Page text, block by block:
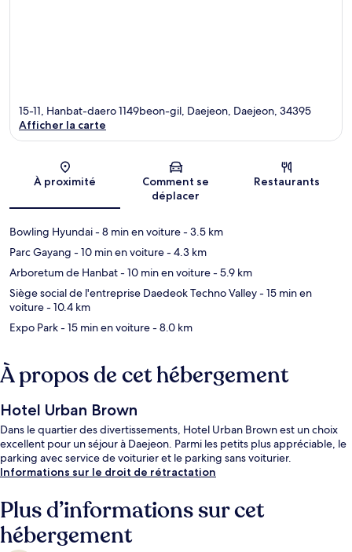
Carte
15-11, Hanbat-daero 1149beon-gil, Daejeon, Daejeon, 34395
Afficher la carte
À proximité
Comment se
déplacer
Restaurants
Bowling Hyundai- 8 min en voiture- 3.5 km
Parc Gayang - 10 min en voiture- 4.3 km
Arboretum de Hanbat- 10 min en voiture- 5.9 km
Siège social de l'entreprise Daedeok Techno Valley- 15 min en
voiture- 10.4 km
Expo Park- 15 min en voiture- 8.0 km
À propos de cet hébergement
Hotel Urban Brown
Dans le quartier des divertissements, Hotel Urban Brown est un choix
excellent pour un séjour à Daejeon. Parmi les petits plus appréciable, le
parking avec service de voiturier et le parking sans voiturier.
Informations sur le droit de rétractation
Plus d’informations sur cet
hébergement